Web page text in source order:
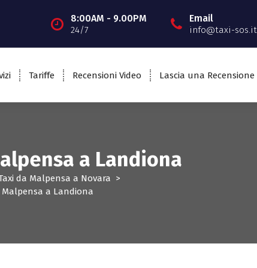
8:00AM - 9.00PM
24/7
Email
info@taxi-sos.it
Tariffe Recensioni Video Lascia una Recensione
a Landiona
da Malpensa a Novara >
Malpensa a Landiona